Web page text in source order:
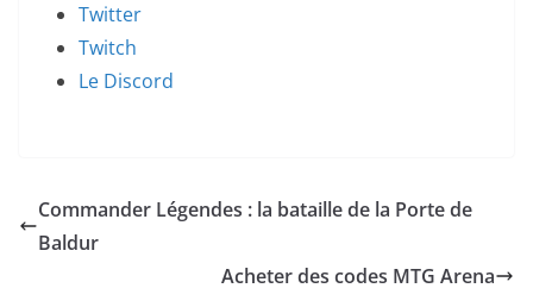
Twitter
Twitch
Le Discord
Commander Légendes : la bataille de la Porte de
Baldur
Acheter des codes MTG Arena